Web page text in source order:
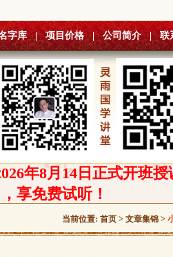
字库 | 项目价格 公司简介 联
年8月14日正式开班授
享免费试听！
当前位置: 首页 > 文章集锦 >